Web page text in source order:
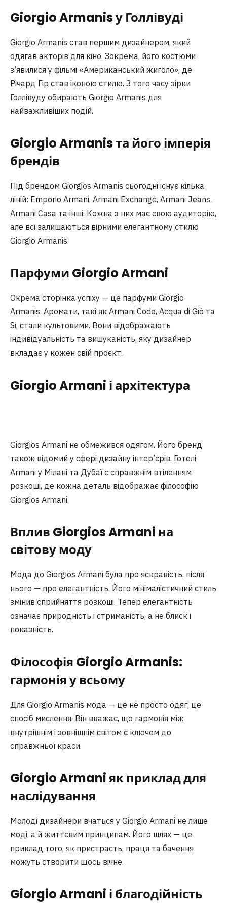
Giorgio Armanis у Голлівуді
Giorgio Armanis став першим дизайнером, який
одягав акторів для кіно. Зокрема, його костюми
з’явилися у фільмі «Американський жиголо», де
Річард Гір став іконою стилю. З того часу зірки
Голлівуду обирають Giorgio Armanis для
найважливіших подій.
Giorgio Armanis та його імперія
брендів
Під брендом Giorgios Armanis сьогодні існує кілька
ліній: Emporio Armani, Armani Exchange, Armani Jeans,
Armani Casa та інші. Кожна з них має свою аудиторію,
але всі залишаються вірними елегантному стилю
Giorgio Armanis.
Парфуми Giorgio Armani
Окрема сторінка успіху — це парфуми Giorgio
Armanis. Аромати, такі як Armani Code, Acqua di Giò та
Si, стали культовими. Вони відображають
індивідуальність та вишуканість, яку дизайнер
вкладає у кожен свій проєкт.
Giorgio Armani і архітектура
Giorgios Armani не обмежився одягом. Його бренд
також відомий у сфері дизайну інтер’єрів. Готелі
Armani у Мілані та Дубаї є справжнім втіленням
розкоші, де кожна деталь відображає філософію
Giorgios Armani.
Вплив Giorgios Armani на
світову моду
Мода до Giorgios Armani була про яскравість, після
нього — про елегантність. Його мінімалістичний стиль
змінив сприйняття розкоші. Тепер елегантність
означає природність і стриманість, а не блиск і
показність.
Філософія Giorgio Armanis:
гармонія у всьому
Для Giorgio Armanis мода — це не просто одяг, це
спосіб мислення. Він вважає, що гармонія між
внутрішнім і зовнішнім світом є ключем до
справжньої краси.
Giorgio Armani як приклад для
наслідування
Молоді дизайнери вчаться у Giorgio Armani не лише
моді, а й життєвим принципам. Його шлях — це
приклад того, як пристрасть, праця та бачення
можуть створити щось вічне.
Giorgio Armani і благодійність